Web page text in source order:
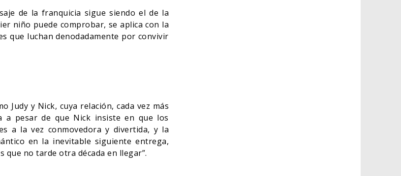
de la franquicia sigue siendo el de la
niño puede comprobar, se aplica con la
que luchan denodadamente por convivir
Judy y Nick, cuya relación, cada vez más
a pesar de que Nick insiste en que los
a la vez conmovedora y divertida, y la
en la inevitable siguiente entrega,
que no tarde otra década en llegar”.